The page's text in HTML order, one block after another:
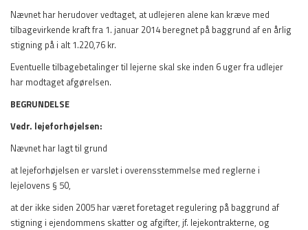
Nævnet har herudover vedtaget, at udlejeren alene kan kræve med
tilbagevirkende kraft fra 1. januar 2014 beregnet på baggrund af en årlig
stigning på i alt 1.220,76 kr.
Eventuelle tilbagebetalinger til lejerne skal ske inden 6 uger fra udlejer
har modtaget afgørelsen.
BEGRUNDELSE
Vedr. lejeforhøjelsen:
Nævnet har lagt til grund
at lejeforhøjelsen er varslet i overensstemmelse med reglerne i
lejelovens § 50,
at der ikke siden 2005 har været foretaget regulering på baggrund af
stigning i ejendommens skatter og afgifter, jf. lejekontrakterne, og